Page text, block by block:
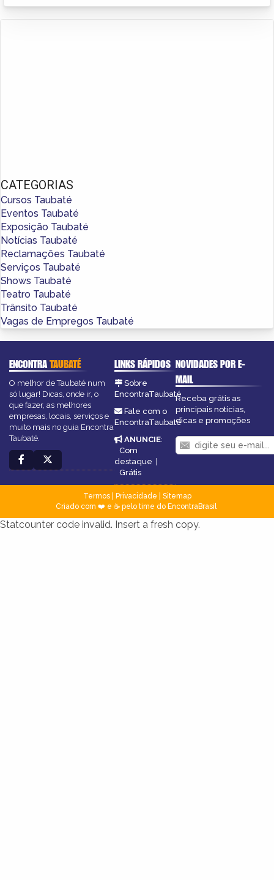
CATEGORIAS
Cursos Taubaté
Eventos Taubaté
Exposição Taubaté
Notícias Taubaté
Reclamações Taubaté
Serviços Taubaté
Shows Taubaté
Teatro Taubaté
Trânsito Taubaté
Vagas de Empregos Taubaté
ENCONTRATAUBATÉ
O melhor de Taubaté num
só lugar! Dicas, onde ir, o
que fazer, as melhores
empresas, locais, serviços e
muito mais no guia Encontra
Taubaté.
LINKS RÁPIDOS
Sobre
EncontraTaubaté
Fale com o
EncontraTaubaté
ANUNCIE:
Com
destaque
Grátis
NOVIDADES POR E-
MAIL
Receba grátis as
principais notícias,
dicas e promoções
Termos| Privacidade
Sitemap
Criado com ❤️ e ☕ pelo time do EncontraBrasil
Statcounter code invalid. Insert a fresh copy.